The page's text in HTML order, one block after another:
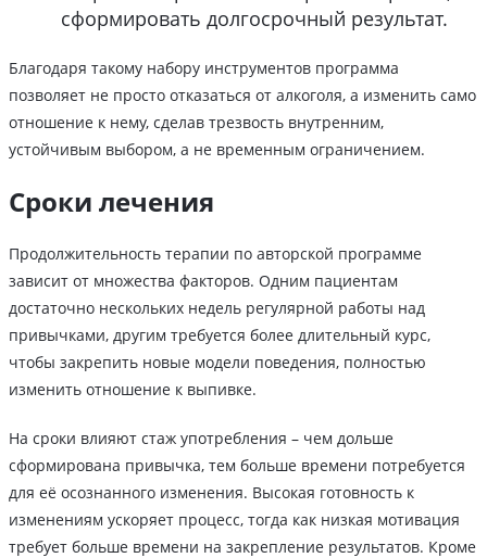
сформировать долгосрочный результат.
Благодаря такому набору инструментов программа
позволяет не просто отказаться от алкоголя, а изменить само
отношение к нему, сделав трезвость внутренним,
устойчивым выбором, а не временным ограничением.
Сроки лечения
Продолжительность терапии по авторской программе
зависит от множества факторов. Одним пациентам
достаточно нескольких недель регулярной работы над
привычками, другим требуется более длительный курс,
чтобы закрепить новые модели поведения, полностью
изменить отношение к выпивке.
На сроки влияют стаж употребления – чем дольше
сформирована привычка, тем больше времени потребуется
для её осознанного изменения. Высокая готовность к
изменениям ускоряет процесс, тогда как низкая мотивация
требует больше времени на закрепление результатов. Кроме